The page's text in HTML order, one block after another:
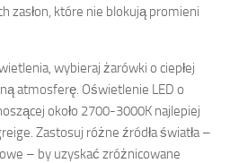
zasłon, które nie blokują promieni
wybieraj żarówki o ciepłej
atmosferę. Oświetlenie LED o
około 2700-3000K najlepiej
Zastosuj różne źródła światła –
– by uzyskać zróżnicowane